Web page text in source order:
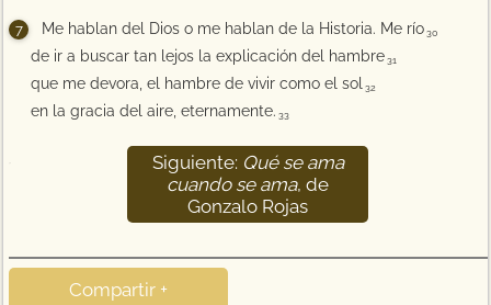
Me hablan del Dios o me hablan de la Historia. Me río 30
de ir a buscar tan lejos la explicación del hambre 31
que me devora, el hambre de vivir como el sol 32
en la gracia del aire, eternamente. 33
Siguiente: Qué se ama
cuando se ama, de
Gonzalo Rojas
Compartir +